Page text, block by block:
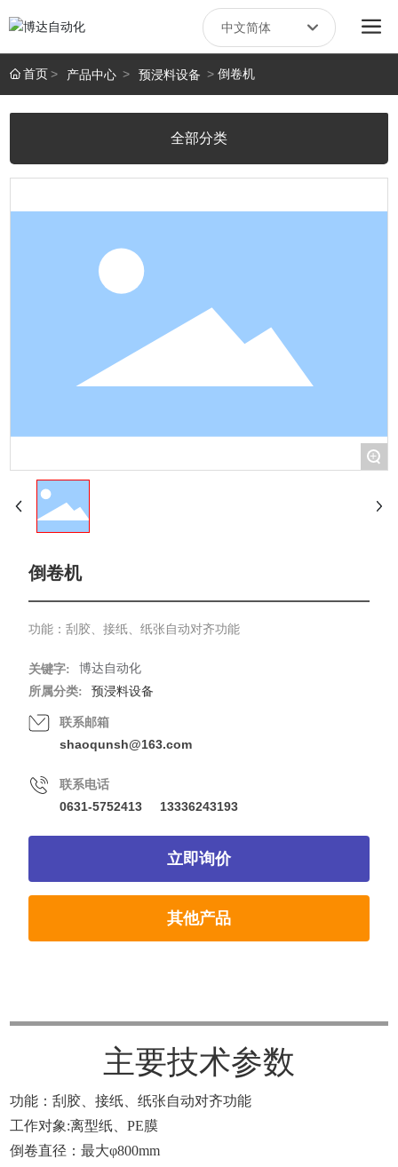
中文简体
Российская
中文简体
首页 产品中心 预浸料设备 倒卷机
全部分类
+
倒卷机
功能：刮胶、接纸、纸张自动对齐功能
关键字:
博达自动化
所属分类:
预浸料设备
联系邮箱
shaoqunsh@163.com
联系电话
0631-5752413
13336243193
立即询价
其他产品
主要技术参数
功能：刮胶、接纸、纸张自动对齐功能
工作对象:离型纸、PE膜
倒卷直径：最大φ800mm